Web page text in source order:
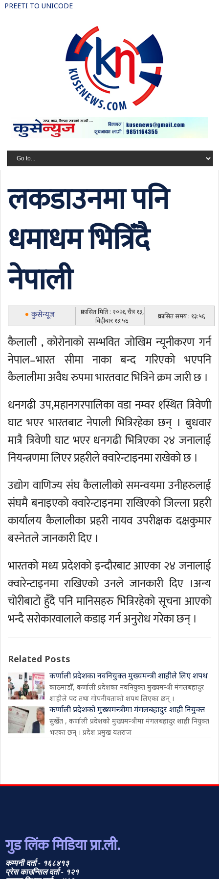
PREETI TO UNICODE
लकडाउनमा पनि
धमाधम भित्रिँदै
नेपाली
कुसेन्यूज
प्रकासित मिति : २०७६ चैत्र १३,
बिहीबार १३:५६
प्रकासित समय : १३:५६
कैलाली , कोरोनाको सम्भवित जोखिम न्यूनीकरण गर्न
नेपाल–भारत सीमा नाका बन्द गरिएको भएपनि
कैलालीमा अवैध रुपमा भारतवाट भित्रिने क्रम जारी छ ।
धनगढी उप,महानगरपालिका वडा नम्वर १स्थित त्रिवेणी
घाट भएर भारतबाट नेपाली भित्रिरहेका छन् । बुधवार
मात्रै त्रिवेणी घाट भएर धनगढी भित्रिएका २४ जनालाई
नियन्त्रणमा लिएर प्रहरीले क्वारेन्टाइनमा राखेको छ ।
उद्योग वाणिज्य संघ कैलालीको समन्वयमा उनीहरुलाई
संघमै बनाइएको क्वारेन्टाइनमा राखिएको जिल्ला प्रहरी
कार्यालय कैलालीका प्रहरी नायव उपरीक्षक दक्षकुमार
बस्नेतले जानकारी दिए ।
भारतको मध्य प्रदेशको इन्दौरबाट आएका २४ जनालाई
क्वारेन्टाइनमा राखिएको उनले जानकारी दिए ।अन्य
चोरीबाटो हुँदै पनि मानिसहरु भित्रिरहेको सूचना आएको
भन्दै सरोकारवालाले कडाइ गर्न अनुरोध गरेका छन् ।
Related Posts
कर्णाली प्रदेशका नवनियुक्त मुख्यमन्त्री शाहीले लिए शपथ
काठमाडौँ, कर्णाली प्रदेशका नवनियुक्त मुख्यमन्त्री मंगलबहादुर
शाहीले पद तथा गोपनीयताको शपथ लिएका छन् ।
कर्णाली प्रदेशको मुख्यमन्त्रीमा मंगलबहादुर शाही नियुक्त
सुर्खेत , कर्णाली प्रदेशको मुख्यमन्त्रीमा मंगलबहादुर शाही नियुक्त
भएका छन् । प्रदेश प्रमुख यज्ञराज
गुड लिंक मिडिया प्रा.ली.
कम्पनी दर्ता - १६८४१३
प्रेस काउन्सिल दर्ता - १२१